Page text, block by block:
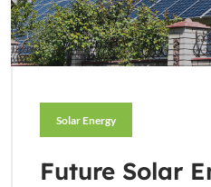
Solar Energy
Future Solar